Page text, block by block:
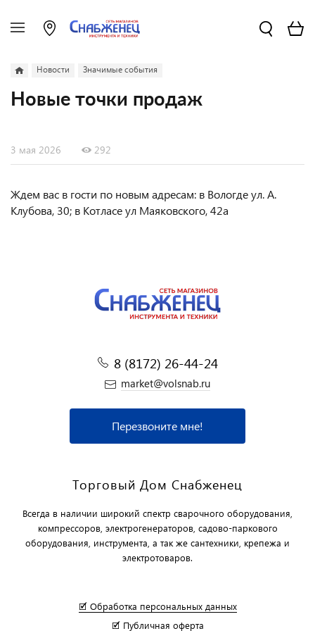
Новости Значимые события
Новые точки продаж
3 мая 2026 292
Ждем вас в гости по новым адресам: в Вологде ул. А.
Клубова, 30; в Котласе ул Маяковского, 42а
8 (8172) 26-44-24
market@volsnab.ru
Перезвоните мне!
Торговый Дом Снабженец
Всегда в наличии широкий спектр сварочного оборудования,
компрессоров, электрогенераторов, садово-паркового
оборудования, инструмента, а так же сантехники, крепежа и
электротоваров.
🗹 Обработка персональных данных
🗹 Публичная оферта